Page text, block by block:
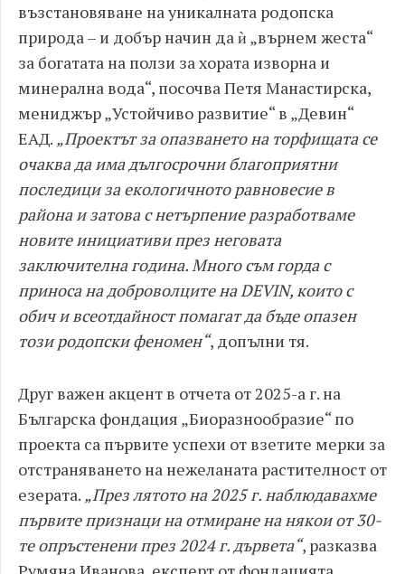
възстановяване на уникалната родопска
природа – и добър начин да ѝ „върнем жеста“
за богатата на ползи за хората изворна и
минерална вода“, посочва Петя Манастирска,
мениджър „Устойчиво развитие“ в „Девин“
ЕАД. „Проектът за опазването на торфищата се
очаква да има дългосрочни благоприятни
последици за екологичното равновесие в
района и затова с нетърпение разработваме
новите инициативи през неговата
заключителна година. Много съм горда с
приноса на доброволците на DEVIN, които с
обич и всеотдайност помагат да бъде опазен
този родопски феномен“, допълни тя.
Друг важен акцент в отчета от 2025-а г. на
Българска фондация „Биоразнообразие“ по
проекта са първите успехи от взетите мерки за
отстраняването на нежеланата растителност от
езерата. „През лятото на 2025 г. наблюдавахме
първите признаци на отмиране на някои от 30-
те опръстенени през 2024 г. дървета“, разказва